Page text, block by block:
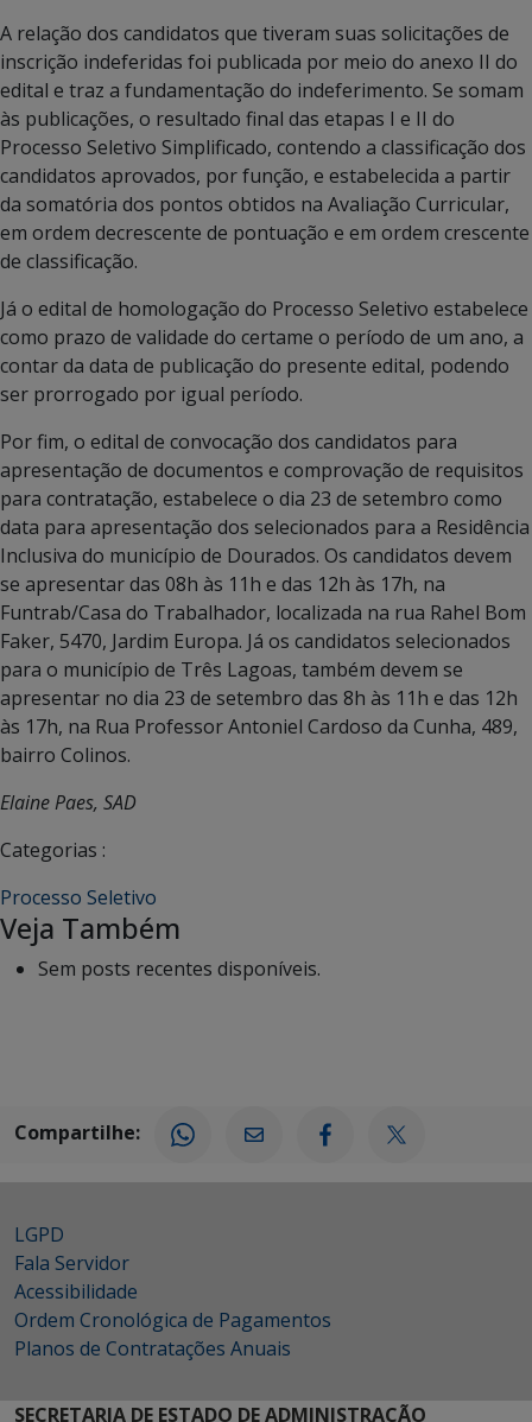
A relação dos candidatos que tiveram suas solicitações de
inscrição indeferidas foi publicada por meio do anexo II do
edital e traz a fundamentação do indeferimento. Se somam
às publicações, o resultado final das etapas I e II do
Processo Seletivo Simplificado, contendo a classificação dos
candidatos aprovados, por função, e estabelecida a partir
da somatória dos pontos obtidos na Avaliação Curricular,
em ordem decrescente de pontuação e em ordem crescente
de classificação.
Já o edital de homologação do Processo Seletivo estabelece
como prazo de validade do certame o período de um ano, a
contar da data de publicação do presente edital, podendo
ser prorrogado por igual período.
Por fim, o edital de convocação dos candidatos para
apresentação de documentos e comprovação de requisitos
para contratação, estabelece o dia 23 de setembro como
data para apresentação dos selecionados para a Residência
Inclusiva do município de Dourados. Os candidatos devem
se apresentar das 08h às 11h e das 12h às 17h, na
Funtrab/Casa do Trabalhador, localizada na rua Rahel Bom
Faker, 5470, Jardim Europa. Já os candidatos selecionados
para o município de Três Lagoas, também devem se
apresentar no dia 23 de setembro das 8h às 11h e das 12h
às 17h, na Rua Professor Antoniel Cardoso da Cunha, 489,
bairro Colinos.
Elaine Paes, SAD
Categorias :
Processo Seletivo
Veja Também
Sem posts recentes disponíveis.
Compartilhe:
LGPD
Fala Servidor
Acessibilidade
Ordem Cronológica de Pagamentos
Planos de Contratações Anuais
SECRETARIA DE ESTADO DE ADMINISTRAÇÃO